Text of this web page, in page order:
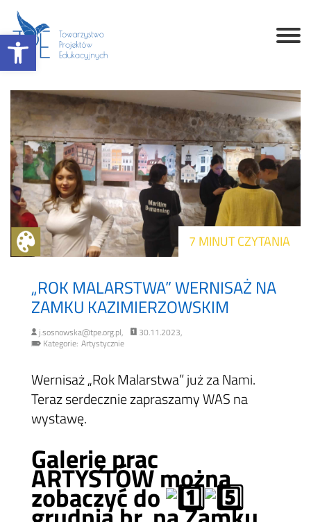
Otwórz pasek narzędzi
7 MINUT CZYTANIA
„ROK MALARSTWA” WERNISAŻ NA
ZAMKU KAZIMIERZOWSKIM
j.sosnowska@tpe.org.pl,
30.11.2023,
Kategorie: Artystycznie
Wernisaż „Rok Malarstwa” już za Nami.
Teraz serdecznie zapraszamy WAS na
wystawę.
Galerię prac
ARTYSTÓW można
zobaczyć do